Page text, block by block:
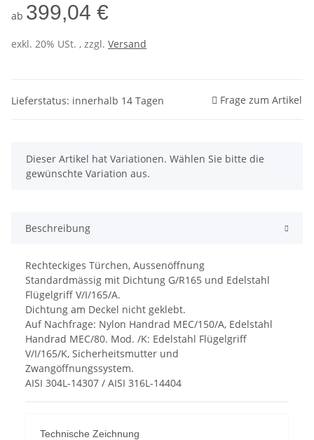
ab 399,04 €
exkl. 20% USt. , zzgl. Versand
Lieferstatus: innerhalb 14 Tagen Frage zum Artikel
x
Dieser Artikel hat Variationen. Wählen Sie bitte die
gewünschte Variation aus.
Beschreibung
Rechteckiges Türchen, Aussenöffnung
Standardmässig mit Dichtung G/R165 und Edelstahl
Flügelgriff V/I/165/A.
Dichtung am Deckel nicht geklebt.
Auf Nachfrage: Nylon Handrad MEC/150/A, Edelstahl
Handrad MEC/80. Mod. /K: Edelstahl Flügelgriff
V/I/165/K, Sicherheitsmutter und
Zwangöffnungssystem.
AISI 304L-14307 / AISI 316L-14404
Technische Zeichnung